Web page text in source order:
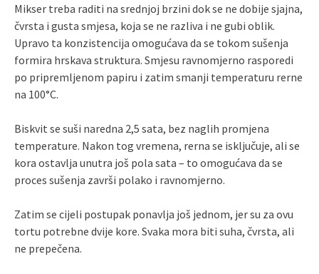
Mikser treba raditi na srednjoj brzini dok se ne dobije sjajna,
čvrsta i gusta smjesa, koja se ne razliva i ne gubi oblik.
Upravo ta konzistencija omogućava da se tokom sušenja
formira hrskava struktura. Smjesu ravnomjerno rasporedi
po pripremljenom papiru i zatim smanji temperaturu rerne
na 100°C.
Biskvit se suši naredna 2,5 sata, bez naglih promjena
temperature. Nakon tog vremena, rerna se isključuje, ali se
kora ostavlja unutra još pola sata – to omogućava da se
proces sušenja završi polako i ravnomjerno.
Zatim se cijeli postupak ponavlja još jednom, jer su za ovu
tortu potrebne dvije kore. Svaka mora biti suha, čvrsta, ali
ne prepečena.